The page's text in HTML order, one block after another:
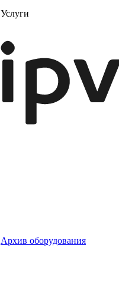
Услуги
Архив оборудования